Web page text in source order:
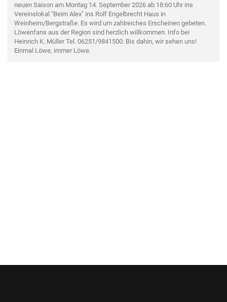
neuen Saison am Montag 14. September 2026 ab 18:60 Uhr ins
Vereinslokal "Beim Alex" ins Rolf Engelbrecht Haus in
Weinheim/Bergstraße. Es wird um zahlreiches Erscheinen gebeten.
Löwenfans aus der Region sind herzlich willkommen. Info bei
Heinrich K. Müller Tel. 06251/9841500. Bis dahin, wir sehen uns!
Einmal Löwe, immer Löwe.